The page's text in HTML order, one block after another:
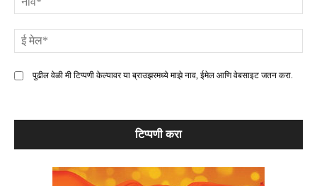
पुढील वेळी मी टिप्पणी केल्यावर या ब्राउझरमध्ये माझे नाव, ईमेल आणि वेबसाइट जतन करा.